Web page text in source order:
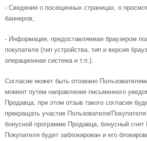
- Сведения о посещенных страницах, о
баннеров;
- Информация, предоставляемая браузером
покупателя (тип устройства, тип и версия
операционная система и т.п.).
Согласие может быть отозвано
момент путем направления письменного
Продавца, при этом отзыв такого согласия
прекращать участие Пользователя/
бонусной программе Продавца, бонусный счет
Покупателя будет заблокирован и его